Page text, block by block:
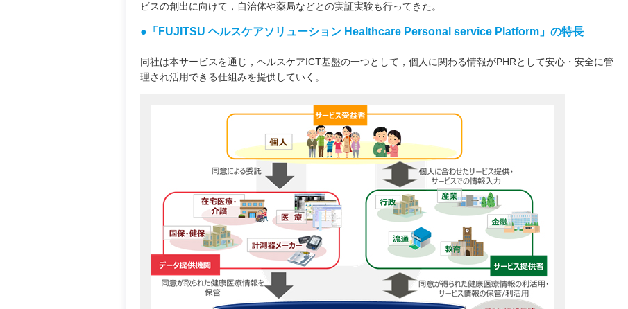
ビスの創出に向けて，自治体や薬局などとの実証実験も行ってきた。
●「FUJITSU ヘルスケアソリューション Healthcare Personal service Platform」の特長
同社は本サービスを通じ，ヘルスケアICT基盤の一つとして，個人に関わる情報がPHRとして安心・安全に管
理され活用できる仕組みを提供していく。